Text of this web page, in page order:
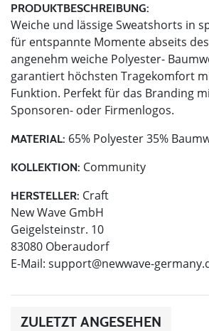
PRODUKTBESCHREIBUNG:
Weiche und lässige Sweatshorts in
für entspannte Momente abseits
angenehm weiche Polyester-
garantiert höchsten Tragekomfort
Funktion. Perfekt für das Branding
Sponsoren- oder Firmenlogos.
MATERIAL: 65% Polyester 35%
KOLLEKTION: Community
HERSTELLER: Craft
New Wave GmbH
Geigelsteinstr. 10
83080 Oberaudorf
E-Mail: support@newwave-
ZULETZT ANGESEHEN